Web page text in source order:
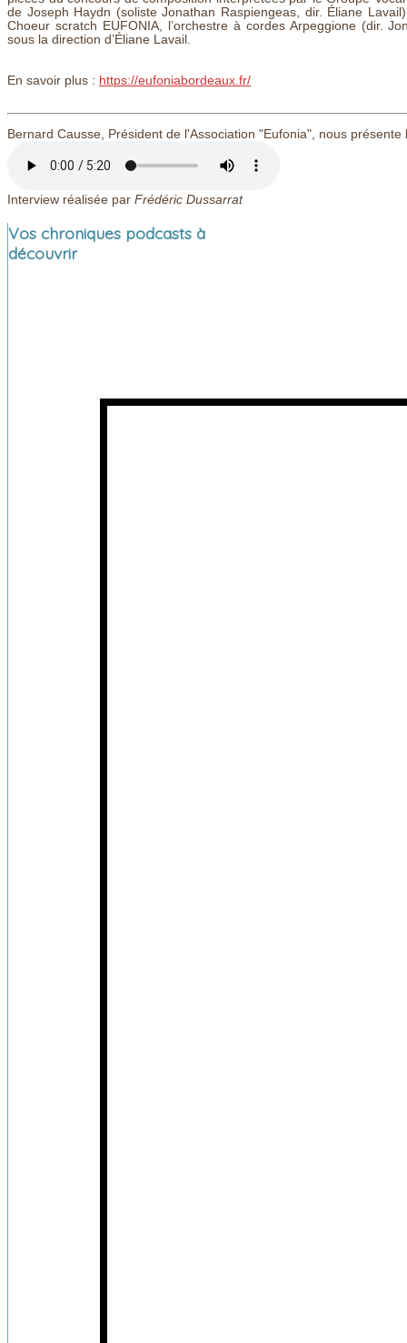
de Joseph Haydn (soliste Jonathan Raspiengeas, dir. Éliane
Choeur scratch EUFONIA, l’orchestre à cordes Arpeggione (dir.
sous la direction d’Éliane Lavail.
En savoir plus : https://eufoniabordeaux.fr/
Bernard Causse, Président de l'Association "Eufonia", nous
Interview réalisée par Frédéric Dussarrat
Vos chroniques podcasts à
découvrir